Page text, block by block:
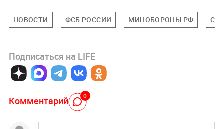
НОВОСТИ ФСБ РОССИИ МИНОБОРОНЫ РФ
Подписаться на LIFE
Комментарий 0